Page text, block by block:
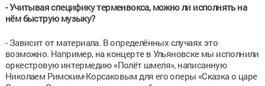
- Учитывая специфику терменвокса, можно ли исполнять на
нём быструю музыку?
- Зависит от материала. В определённых случаях это
возможно. Например, на концерте в Ульяновске мы исполнили
оркестровую интермедию «Полёт шмеля», написанную
Николаем Римским-Корсаковым для его оперы «Сказка о царе